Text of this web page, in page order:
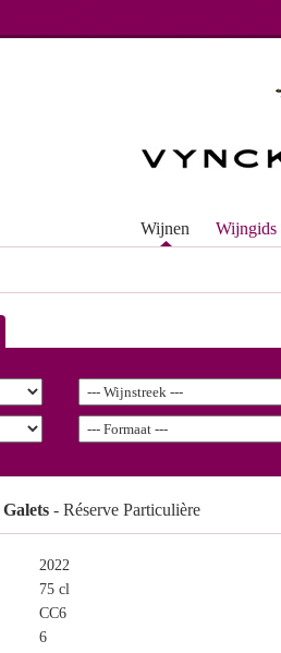
Wijnen Wijngids
- Réserve Particulière
2022
75 cl
CC6
6